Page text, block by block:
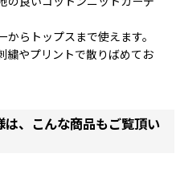
らトップスまで使えます。
繍やプリントで散りばめてお
は、こんな商品もご覧頂い